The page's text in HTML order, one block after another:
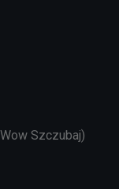
Szczubaj)